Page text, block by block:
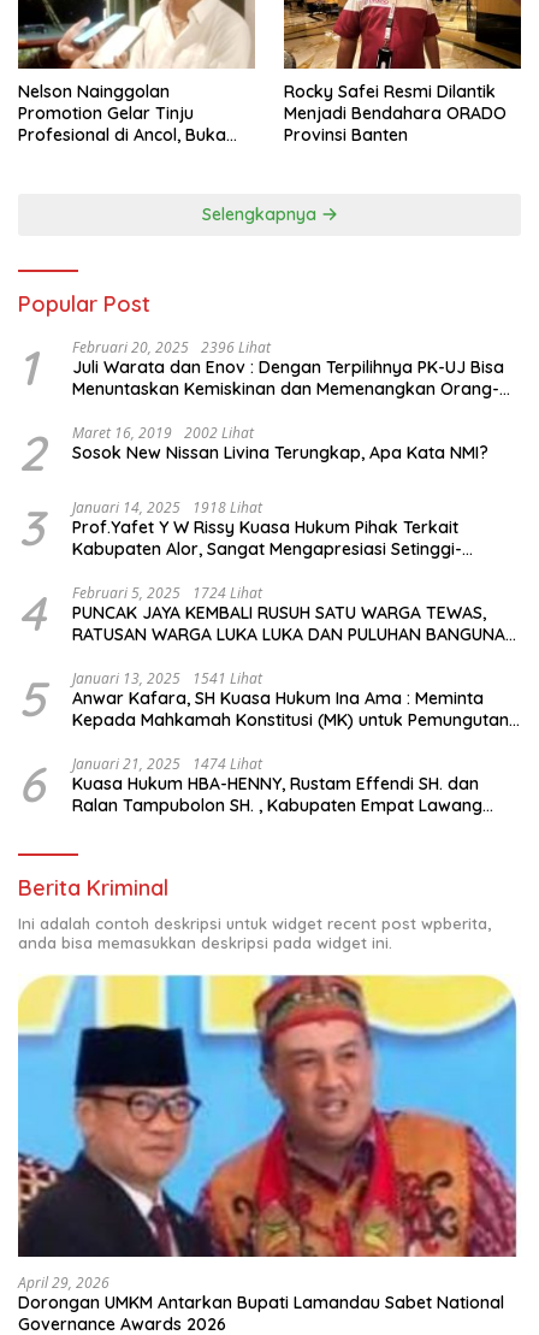
Nelson Nainggolan
Promotion Gelar Tinju
Profesional di Ancol, Buka
Rocky Safei Resmi Dilantik
Menjadi Bendahara ORADO
Provinsi Banten
Selengkapnya
Popular Post
1 Februari 20, 2025 2396 Lihat
Juli Warata dan Enov : Dengan Terpilihnya PK-UJ Bisa
Menuntaskan Kemiskinan dan Memenangkan Orang-
2 Maret 16, 2019 2002 Lihat
Sosok New Nissan Livina Terungkap, Apa Kata NMI?
3 Januari 14, 2025 1918 Lihat
Prof.Yafet Y W Rissy Kuasa Hukum Pihak Terkait
Kabupaten Alor, Sangat Mengapresiasi Setinggi-
dan Bapak Rey Mencabut Gugatannya ke MK
4 Februari 5, 2025 1724 Lihat
PUNCAK JAYA KEMBALI RUSUH SATU WARGA TEWAS,
RATUSAN WARGA LUKA LUKA DAN PULUHAN BANGUNAN
5 Januari 13, 2025 1541 Lihat
Anwar Kafara, SH Kuasa Hukum Ina Ama : Meminta
Kepada Mahkamah Konstitusi (MK) untuk Pemungutan
6 Januari 21, 2025 1474 Lihat
Kuasa Hukum HBA-HENNY, Rustam Effendi SH. dan
Ralan Tampubolon SH. , Kabupaten Empat Lawang
Berita Kriminal
Ini adalah contoh deskripsi untuk widget recent post wpberita,
anda bisa memasukkan deskripsi pada widget ini.
April 29, 2026
Dorongan UMKM Antarkan Bupati Lamandau Sabet National
Governance Awards 2026